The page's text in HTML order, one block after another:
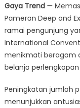
Gaya Trend—
Pameran Deep and
ramai pengunjung
International
menikmati beragam
belanja
Peningkatan jumlah
menunjukkan